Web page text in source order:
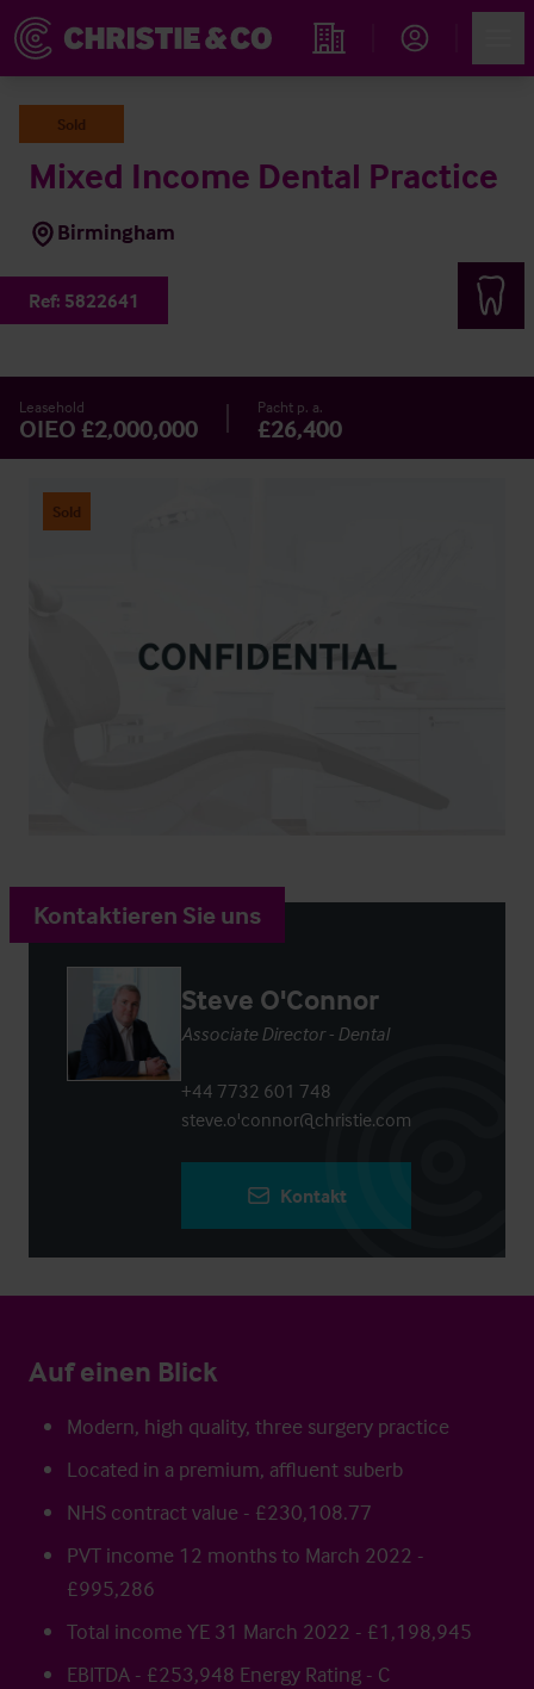
Immobiliensuche
Sold
Mixed Income Dental Practice
Birmingham
Ref: 5822641
Leasehold
OIEO £2,000,000
Pacht p. a.
£26,400
Sold
Kontaktieren Sie uns
Steve O'Connor
Associate Director - Dental
+44 7732 601 748
steve.o'connor@christie.com
Kontakt
Auf einen Blick
Modern, high quality, three surgery practice
Located in a premium, affluent suberb
NHS contract value - £230,108.77
PVT income 12 months to March 2022 -
£995,286
Total income YE 31 March 2022 - £1,198,945
EBITDA - £253,948 Energy Rating - C